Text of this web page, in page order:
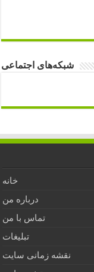
شبکه‌های اجتماعی
خانه
درباره من
تماس با من
تبلیغات
نقشه زمانی سایت